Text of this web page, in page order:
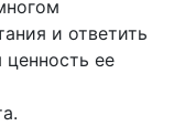
и ответить
ее